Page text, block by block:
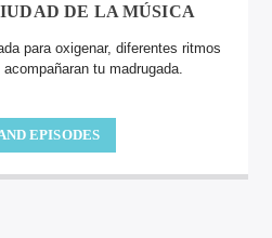
DE LA MÚSICA
para oxigenar, diferentes ritmos
tu madrugada.
EPISODES